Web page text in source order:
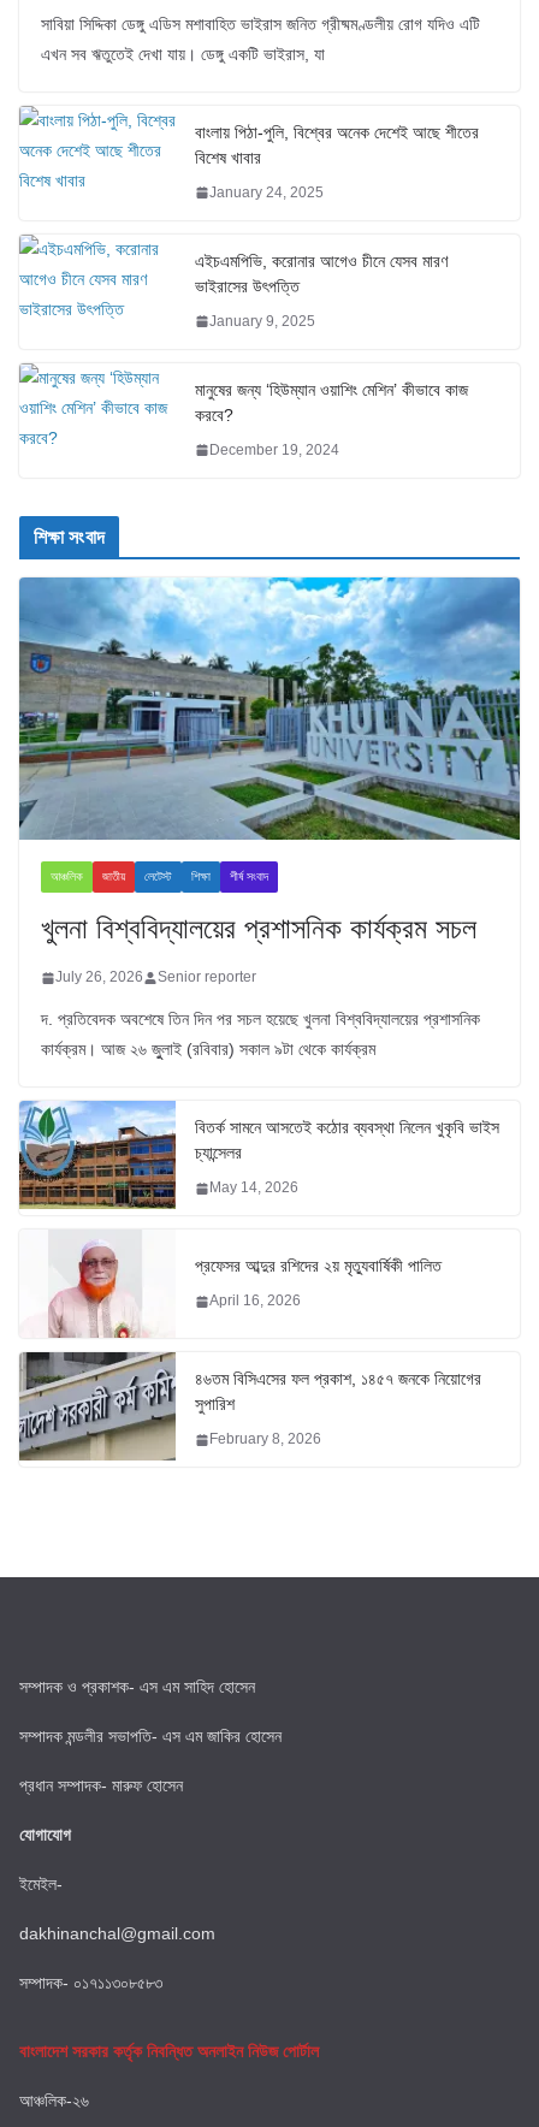
সাবিয়া সিদ্দিকা ডেঙ্গু এডিস মশাবাহিত ভাইরাস জনিত গ্রীষ্মমণ্ডলীয় রোগ যদিও এটি
এখন সব ঋতুতেই দেখা যায়। ডেঙ্গু একটি ভাইরাস, যা
বাংলায় পিঠা-পুলি, বিশ্বের অনেক দেশেই আছে শীতের
বিশেষ খাবার
January 24, 2025
এইচএমপিভি, করোনার আগেও চীনে যেসব মারণ
ভাইরাসের উৎপত্তি
January 9, 2025
মানুষের জন্য ‘হিউম্যান ওয়াশিং মেশিন’ কীভাবে কাজ
করবে?
December 19, 2024
শিক্ষা সংবাদ
আঞ্চলিক জাতীয় লেটেস্ট শিক্ষা শীর্ষ সংবাদ
খুলনা বিশ্ববিদ্যালয়ের প্রশাসনিক কার্যক্রম সচল
July 26, 2026 Senior reporter
দ. প্রতিবেদক অবশেষে তিন দিন পর সচল হয়েছে খুলনা বিশ্ববিদ্যালয়ের প্রশাসনিক
কার্যক্রম। আজ ২৬ জুুলাই (রবিবার) সকাল ৯টা থেকে কার্যক্রম
বিতর্ক সামনে আসতেই কঠোর ব্যবস্থা নিলেন খুকৃবি ভাইস
চ্যান্সেলর
May 14, 2026
প্রফেসর আব্দুর রশিদের ২য় মৃত্যুবার্ষিকী পালিত
April 16, 2026
৪৬তম বিসিএসের ফল প্রকাশ, ১৪৫৭ জনকে নিয়োগের
সুপারিশ
February 8, 2026
সম্পাদক ও প্রকাশক- এস এম সাহিদ হোসেন
সম্পাদক মন্ডলীর সভাপতি- এস এম জাকির হোসেন
প্রধান সম্পাদক- মারুফ হোসেন
যোগাযোগ
ইমেইল-
dakhinanchal@gmail.com
সম্পাদক- ০১৭১১৩০৮৫৮৩
বাংলাদেশ সরকার কর্তৃক নিবন্ধিত অনলাইন নিউজ পোর্টাল
আঞ্চলিক-২৬